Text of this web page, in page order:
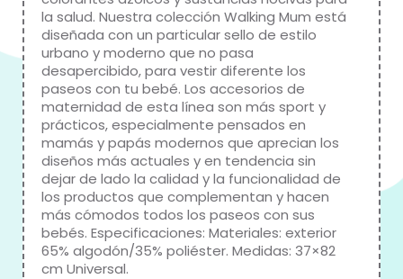
la salud. Nuestra colección Walking Mum está
diseñada con un particular sello de estilo
urbano y moderno que no pasa
desapercibido, para vestir diferente los
paseos con tu bebé. Los accesorios de
maternidad de esta línea son más sport y
prácticos, especialmente pensados en
mamás y papás modernos que aprecian los
diseños más actuales y en tendencia sin
dejar de lado la calidad y la funcionalidad de
los productos que complementan y hacen
más cómodos todos los paseos con sus
bebés. Especificaciones: Materiales: exterior
65% algodón/35% poliéster. Medidas: 37×82
cm Universal.